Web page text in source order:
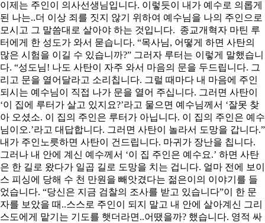
이제는 주인이 의사선생님입니다. 이렇듯이 내가 예수로 의롭게
된 나는..더 이상 죄를 짓지 않기 위하여 예수님을 나의 주인으로
모시고 그 말씀대로 살아야 하는 것입니다. 종교개혁자 마틴 루
터에게 한 성도가 와서 묻습니다. “목사님, 어떻게 하면 사탄의
많은 시험을 이길 수 있습니까?” 그러자 루터는 이렇게 말했습니
다. “성도님! 나도 사탄이 자주 와서 마음의 문을 두드립니다. 그
리고 문을 열어달라고 소리칩니다. 그럴 때마다 내 마음에 주인
되시는 예수님이 직접 나가 문을 열어 주십니다. 그러면 사탄이
‘이 집에 루터가 살고 있지요?’라고 물으면 예수님께서 ‘잘못 찾
아 오셨소. 이 집의 주인은 루터가 아닙니다. 이 집의 주인은 예수
님이오.’라고 대답합니다. 그러면 사탄이 놀라서 도망을 갑니다.”
내가 주인노릇하면 사탄이 건드립니다. 마귀가 장난을 칩니다.
그러나 내 안에 계신 예수께서 ‘이 집 주인은 예수요.’ 하면 사탄
은 한 길로 왔다가 일곱 길로 도망을 치는 겁니다. 얼마 전에 보이
스 피싱에 당해 수 천 만원을 빼앗겼다는 젊은이의 이야기를 들
었습니다. “당신은 지금 검찰의 조사를 받고 있습니다”이 한 문
자를 보았을 때..스스로 주인이 되지 말고 내 안에 살아계신 그리
스도에게 맡기는 기도를 햇더라면..어땠을까? 했습니다. 영적 싸